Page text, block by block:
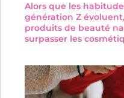
Alors que les
génération Z
produits de beauté
surpasser les